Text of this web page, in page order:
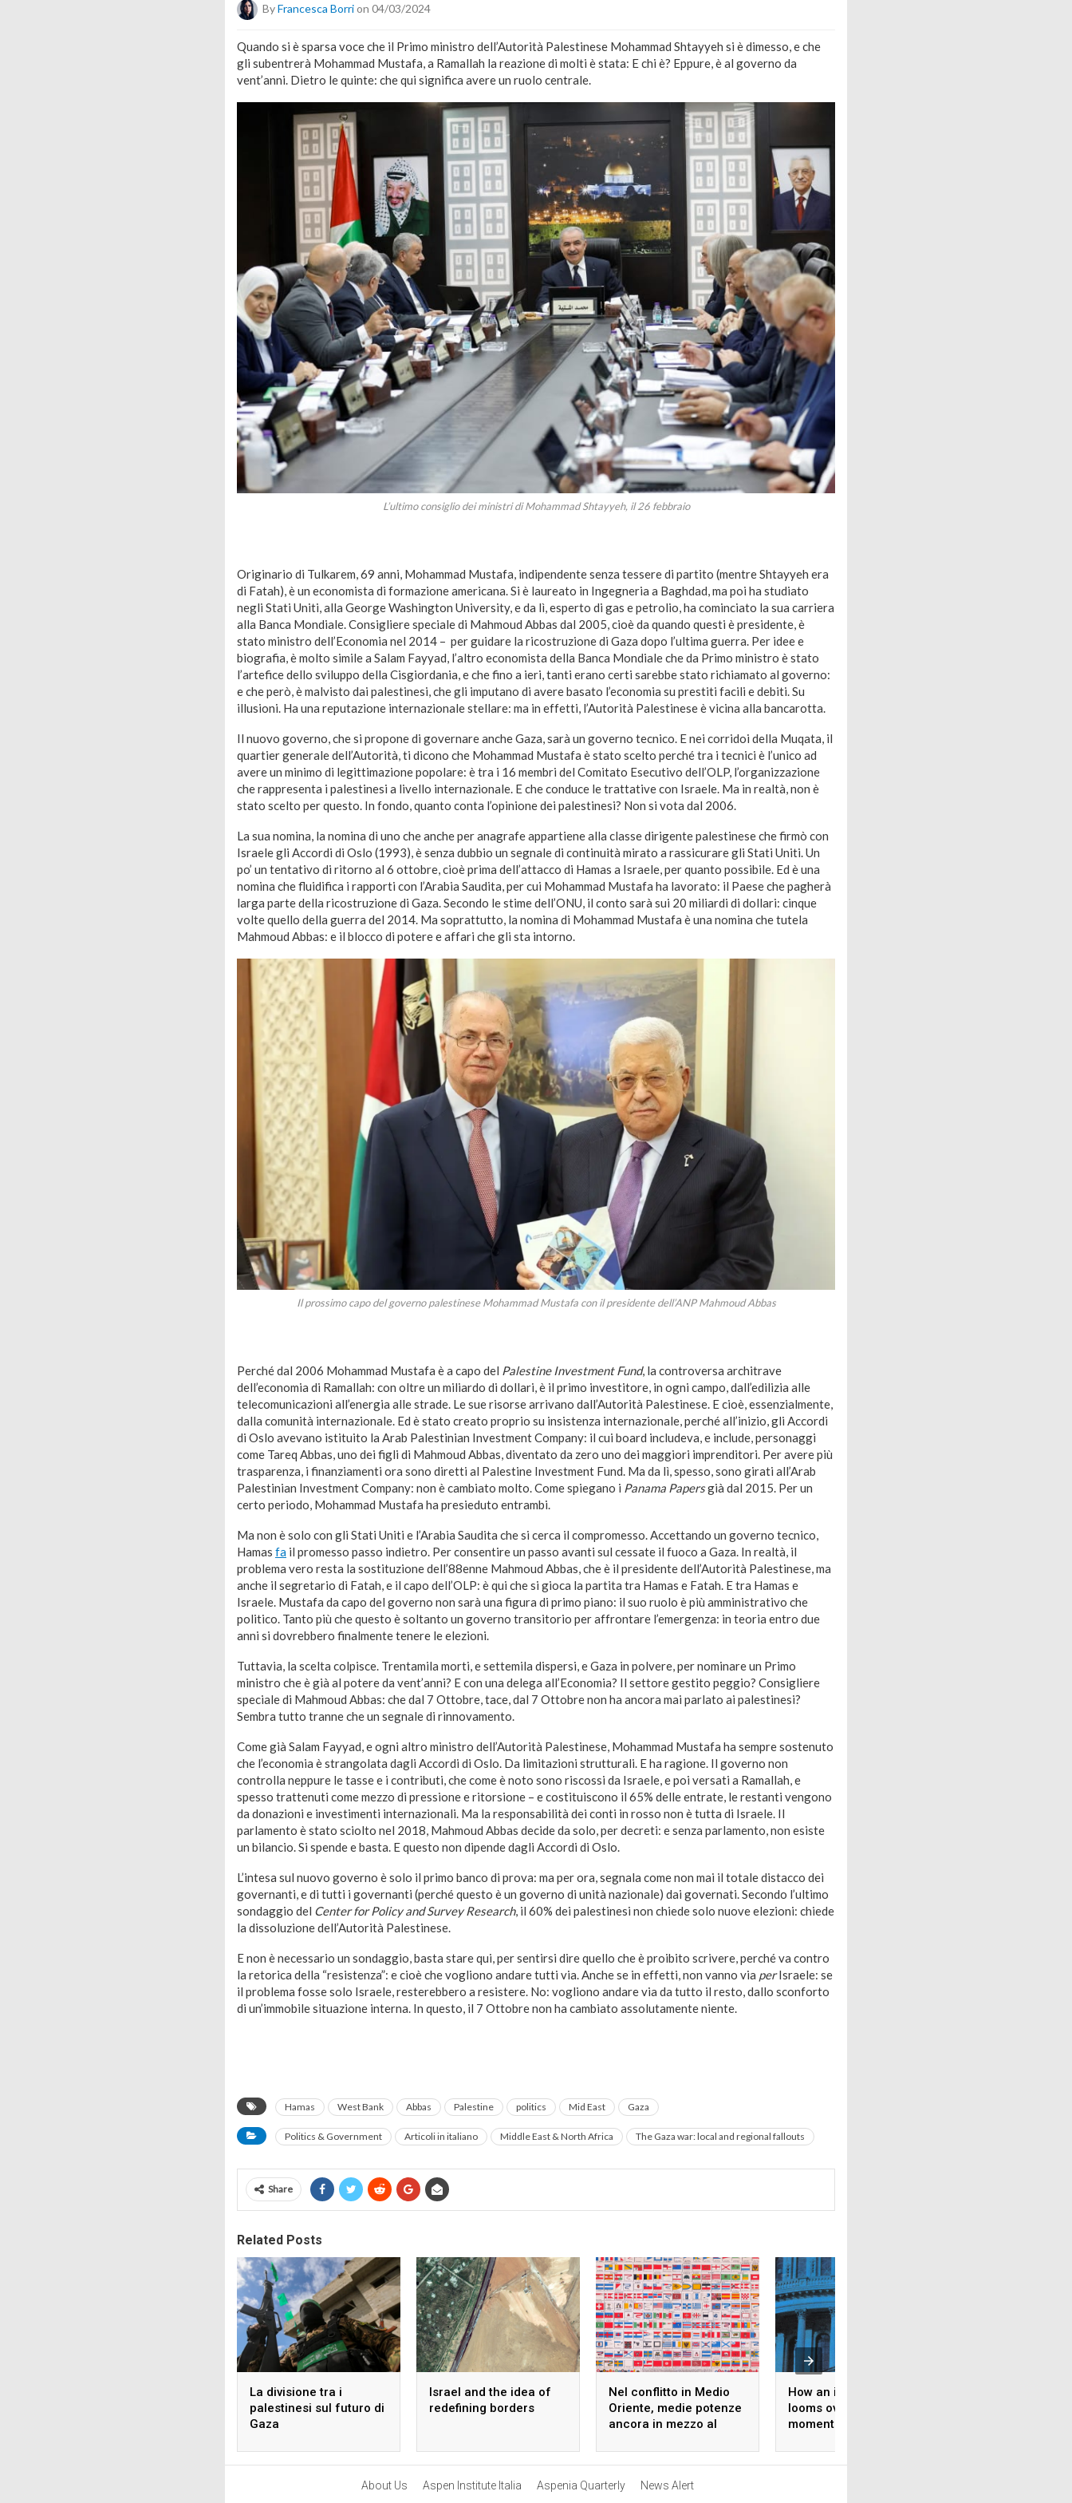
ByFrancesca Borrion 04/03/2024
Quando si è sparsa voce che il Primo ministro dell’Autorità Palestinese Mohammad Shtayyeh si è dimesso, e che
gli subentrerà Mohammad Mustafa, a Ramallah la reazione di molti è stata: E chi è? Eppure, è al governo da
vent’anni. Dietro le quinte: che qui significa avere un ruolo centrale.
L’ultimo consiglio dei ministri di Mohammad Shtayyeh, il 26 febbraio
Originario di Tulkarem, 69 anni, Mohammad Mustafa, indipendente senza tessere di partito (mentre Shtayyeh era
di Fatah), è un economista di formazione americana. Si è laureato in Ingegneria a Baghdad, ma poi ha studiato
negli Stati Uniti, alla George Washington University, e da lì, esperto di gas e petrolio, ha cominciato la sua carriera
alla Banca Mondiale. Consigliere speciale di Mahmoud Abbas dal 2005, cioè da quando questi è presidente, è
stato ministro dell’Economia nel 2014 – per guidare la ricostruzione di Gaza dopo l’ultima guerra. Per idee e
biografia, è molto simile a Salam Fayyad, l’altro economista della Banca Mondiale che da Primo ministro è stato
l’artefice dello sviluppo della Cisgiordania, e che fino a ieri, tanti erano certi sarebbe stato richiamato al governo:
e che però, è malvisto dai palestinesi, che gli imputano di avere basato l’economia su prestiti facili e debiti. Su
illusioni. Ha una reputazione internazionale stellare: ma in effetti, l’Autorità Palestinese è vicina alla bancarotta.
Il nuovo governo, che si propone di governare anche Gaza, sarà un governo tecnico. E nei corridoi della Muqata, il
quartier generale dell’Autorità, ti dicono che Mohammad Mustafa è stato scelto perché tra i tecnici è l’unico ad
avere un minimo di legittimazione popolare: è tra i 16 membri del Comitato Esecutivo dell’OLP, l’organizzazione
che rappresenta i palestinesi a livello internazionale. E che conduce le trattative con Israele. Ma in realtà, non è
stato scelto per questo. In fondo, quanto conta l’opinione dei palestinesi? Non si vota dal 2006.
La sua nomina, la nomina di uno che anche per anagrafe appartiene alla classe dirigente palestinese che firmò con
Israele gli Accordi di Oslo (1993), è senza dubbio un segnale di continuità mirato a rassicurare gli Stati Uniti. Un
po’ un tentativo di ritorno al 6 ottobre, cioè prima dell’attacco di Hamas a Israele, per quanto possibile. Ed è una
nomina che fluidifica i rapporti con l’Arabia Saudita, per cui Mohammad Mustafa ha lavorato: il Paese che pagherà
larga parte della ricostruzione di Gaza. Secondo le stime dell’ONU, il conto sarà sui 20 miliardi di dollari: cinque
volte quello della guerra del 2014. Ma soprattutto, la nomina di Mohammad Mustafa è una nomina che tutela
Mahmoud Abbas: e il blocco di potere e affari che gli sta intorno.
Il prossimo capo del governo palestinese Mohammad Mustafa con il presidente dell’ANP Mahmoud Abbas
Perché dal 2006 Mohammad Mustafa è a capo del Palestine Investment Fund, la controversa architrave
dell’economia di Ramallah: con oltre un miliardo di dollari, è il primo investitore, in ogni campo, dall’edilizia alle
telecomunicazioni all’energia alle strade. Le sue risorse arrivano dall’Autorità Palestinese. E cioè, essenzialmente,
dalla comunità internazionale. Ed è stato creato proprio su insistenza internazionale, perché all’inizio, gli Accordi
di Oslo avevano istituito la Arab Palestinian Investment Company: il cui board includeva, e include, personaggi
come Tareq Abbas, uno dei figli di Mahmoud Abbas, diventato da zero uno dei maggiori imprenditori. Per avere più
trasparenza, i finanziamenti ora sono diretti al Palestine Investment Fund. Ma da lì, spesso, sono girati all’Arab
Palestinian Investment Company: non è cambiato molto. Come spiegano i Panama Papersgià dal 2015. Per un
certo periodo, Mohammad Mustafa ha presieduto entrambi.
Ma non è solo con gli Stati Uniti e l’Arabia Saudita che si cerca il compromesso. Accettando un governo tecnico,
Hamas fa il promesso passo indietro. Per consentire un passo avanti sul cessate il fuoco a Gaza. In realtà, il
problema vero resta la sostituzione dell’88enne Mahmoud Abbas, che è il presidente dell’Autorità Palestinese, ma
anche il segretario di Fatah, e il capo dell’OLP: è qui che si gioca la partita tra Hamas e Fatah. E tra Hamas e
Israele. Mustafa da capo del governo non sarà una figura di primo piano: il suo ruolo è più amministrativo che
politico. Tanto più che questo è soltanto un governo transitorio per affrontare l’emergenza: in teoria entro due
anni si dovrebbero finalmente tenere le elezioni.
Tuttavia, la scelta colpisce. Trentamila morti, e settemila dispersi, e Gaza in polvere, per nominare un Primo
ministro che è già al potere da vent’anni? E con una delega all’Economia? Il settore gestito peggio? Consigliere
speciale di Mahmoud Abbas: che dal 7 Ottobre, tace, dal 7 Ottobre non ha ancora mai parlato ai palestinesi?
Sembra tutto tranne che un segnale di rinnovamento.
Come già Salam Fayyad, e ogni altro ministro dell’Autorità Palestinese, Mohammad Mustafa ha sempre sostenuto
che l’economia è strangolata dagli Accordi di Oslo. Da limitazioni strutturali. E ha ragione. Il governo non
controlla neppure le tasse e i contributi, che come è noto sono riscossi da Israele, e poi versati a Ramallah, e
spesso trattenuti come mezzo di pressione e ritorsione – e costituiscono il 65% delle entrate, le restanti vengono
da donazioni e investimenti internazionali. Ma la responsabilità dei conti in rosso non è tutta di Israele. Il
parlamento è stato sciolto nel 2018, Mahmoud Abbas decide da solo, per decreti: e senza parlamento, non esiste
un bilancio. Si spende e basta. E questo non dipende dagli Accordi di Oslo.
L’intesa sul nuovo governo è solo il primo banco di prova: ma per ora, segnala come non mai il totale distacco dei
governanti, e di tutti i governanti (perché questo è un governo di unità nazionale) dai governati. Secondo l’ultimo
sondaggio del Center for Policy and Survey Research, il 60% dei palestinesi non chiede solo nuove elezioni: chiede
la dissoluzione dell’Autorità Palestinese.
E non è necessario un sondaggio, basta stare qui, per sentirsi dire quello che è proibito scrivere, perché va contro
la retorica della “resistenza”: e cioè che vogliono andare tutti via. Anche se in effetti, non vanno via perIsraele: se
il problema fosse solo Israele, resterebbero a resistere. No: vogliono andare via da tutto il resto, dallo sconforto
di un’immobile situazione interna. In questo, il 7 Ottobre non ha cambiato assolutamente niente.
Hamas West Bank Abbas Palestine politics Mid East Gaza
Politics & Government Articoli in italiano Middle East & North Africa The Gaza war: local and regional fallouts
Share
Related Posts
La divisione tra i
palestinesi sul futuro di
Gaza
Israel and the idea of
redefining borders
Nel conflitto in Medio
Oriente, medie potenze
ancora in mezzo al
How an ideological split
looms over Democratic
momentum toward the
About Us Aspen Institute Italia Aspenia Quarterly News Alert